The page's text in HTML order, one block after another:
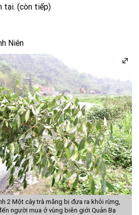
tại. (còn tiếp)
Niên
2 Một cây trà măng bị đưa ra khỏi rừng,
người mua ở vùng biên giới Quản Bạ